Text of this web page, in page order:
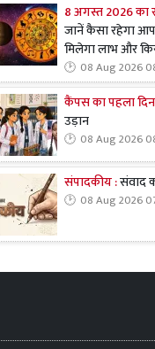
8 अगस्त 2026 का
जानें कैसा रहेगा
मिलेगा लाभ और
08 Aug 2026
कैंपस का पहला
उड़ान
08 Aug 2026
संपादकीय :संवाद
08 Aug 2026